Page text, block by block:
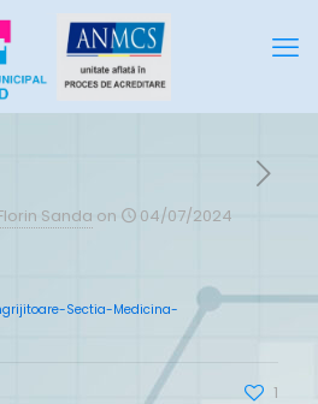
Sanda on 04/07/2024
Sectia-Medicina-
1